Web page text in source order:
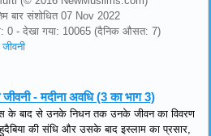
बार संशोधित 07 Nov 2022
0 - देखा गया: 10065 (दैनिक औसत: 7)
- मदीना अवधि (3 का भाग 3)
के बाद से उनके निधन तक उनके जीवन का विवरण
की संधि और उसके बाद इस्लाम का प्रसार,